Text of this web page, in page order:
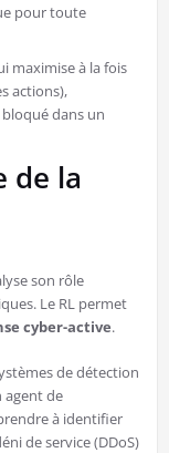
pour toute
maximise à la fois
actions),
dans un
de la
son rôle
Le RL permet
cyber-active.
de détection
agent de
à identifier
de service (DDoS)